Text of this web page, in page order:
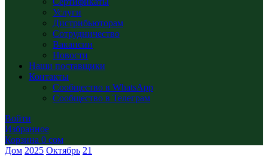
Услуги
Дистрибьюторам
Сотрудничество
Вакансии
Новости
Наши поставщики
Контакты
Сообщество в WhatsApp
Сообщество в Телеграм
Войти
Избранное
Корзина 0 сом
Дом 2025 Октябрь 21